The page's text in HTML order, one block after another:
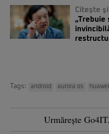
Citeşte
„Trebuie
Tags: android aurora os huawei
Urmărește